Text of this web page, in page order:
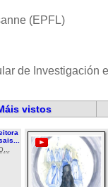
(EPFL)
de Investigación
vistos